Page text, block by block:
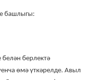
башлыгы:
берлектә
өмә үткәрелде. Авыл